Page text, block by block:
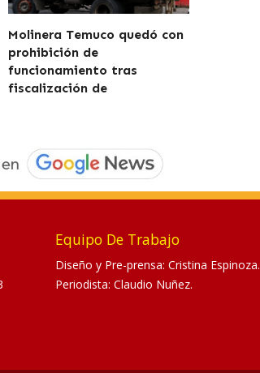
Molinera Temuco quedó con
prohibición de
funcionamiento tras
fiscalización de
Equipo De Trabajo
Diseño y Pre-prensa: Cristina Espinoza.
Periodista: Claudio Nuñez.